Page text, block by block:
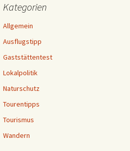
Kategorien
Allgemein
Ausflugstipp
Gaststättentest
Lokalpolitik
Naturschutz
Tourentipps
Tourismus
Wandern